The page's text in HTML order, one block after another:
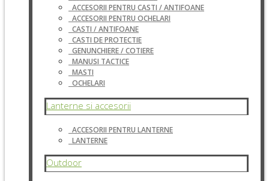
ACCESORII PENTRU CASTI / ANTIFOANE
ACCESORII PENTRU OCHELARI
CASTI / ANTIFOANE
CASTI DE PROTECTIE
GENUNCHIERE / COTIERE
MANUSI TACTICE
MASTI
OCHELARI
Lanterne si accesorii
ACCESORII PENTRU LANTERNE
LANTERNE
Outdoor